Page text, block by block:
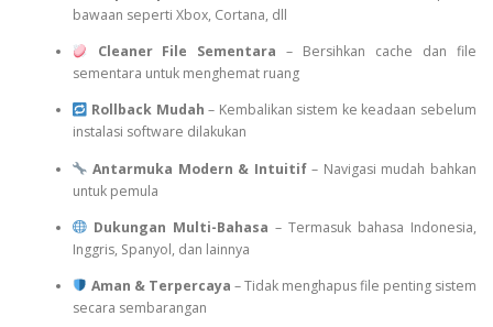
bawaan seperti Xbox, Cortana, dll
Cleaner File Sementara – Bersihkan cache dan file
sementara untuk menghemat ruang
Rollback Mudah – Kembalikan sistem ke keadaan sebelum
instalasi software dilakukan
Antarmuka Modern & Intuitif– Navigasi mudah bahkan
untuk pemula
Dukungan Multi-Bahasa – Termasuk bahasa Indonesia,
Inggris, Spanyol, dan lainnya
Aman & Terpercaya – Tidak menghapus file penting sistem
secara sembarangan